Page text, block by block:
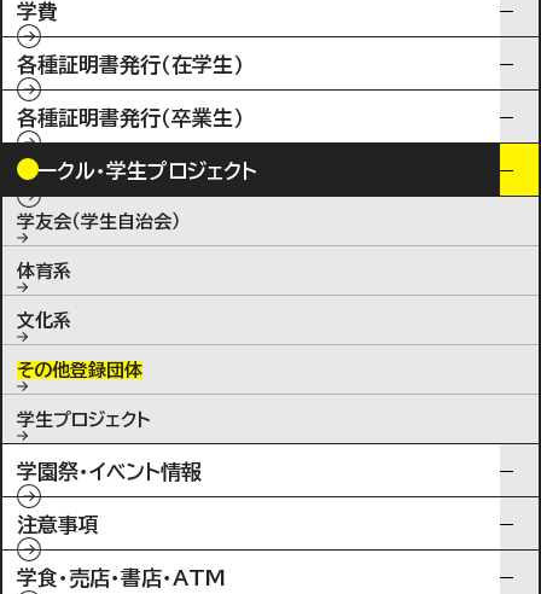
学費
各種証明書発行（在学生）
各種証明書発行（卒業生）
サークル・学生プロジェクト
学友会（学生自治会）
体育系
文化系
その他登録団体
学生プロジェクト
学園祭・イベント情報
注意事項
学食・売店・書店・ATM